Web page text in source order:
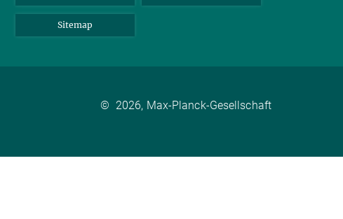
Sitemap
© 2026, Max-Planck-Gesellschaft